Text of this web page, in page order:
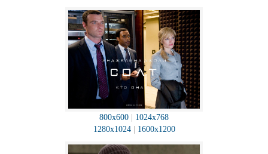
800x600
1024x768
1280x1024| 1600x1200